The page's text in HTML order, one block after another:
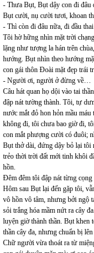
- Thưa Bụt, Bụt dậy con đi đâu
Bụt cười, nụ cười tươi, khoan
- Thì còn đi đâu nữa, đi đầu
Tôi hờ hững nhìn mặt trời
lặng như tượng la hán trên
hướng. Bụt nhìn theo hướng
con gái thôn Đoài mặt đẹp trái
- Người ơi, người ở đừng về…
Câu hát quan họ dội vào tai
đập nát tường thành. Tôi, tự
nước mắt đỏ hon hỏn mầu
không đi, tôi chưa bao giờ đi,
con mắt phượng cười có đuôi;
Bụt thở dài, đứng dậy bỏ lại tôi
trẻo thời trời đất mới tinh khôi
hồn.
Đêm đêm tôi đập nát từng
Hôm sau Bụt lại đến gặp tôi,
vô hồn vô tâm, nhưng bởi ngộ
sỏi trắng hóa mầm nứt ra cây
luyện giờ thành thần. Bụt khen
thần cây đa, nhưng chuẩn bị
Chữ người vừa thoát ra từ